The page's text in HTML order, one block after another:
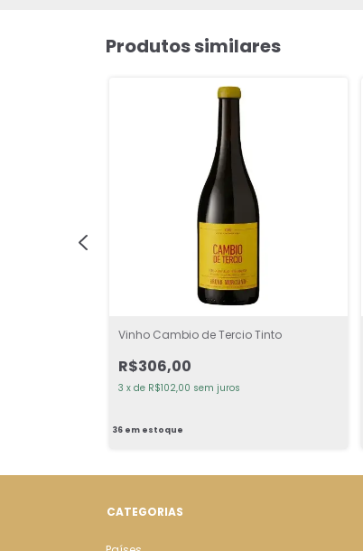
Produtos similares
Vinho Cambio de Tercio Tinto
R$306,00
3 x de R$102,00 sem juros
36em estoque
CATEGORIAS